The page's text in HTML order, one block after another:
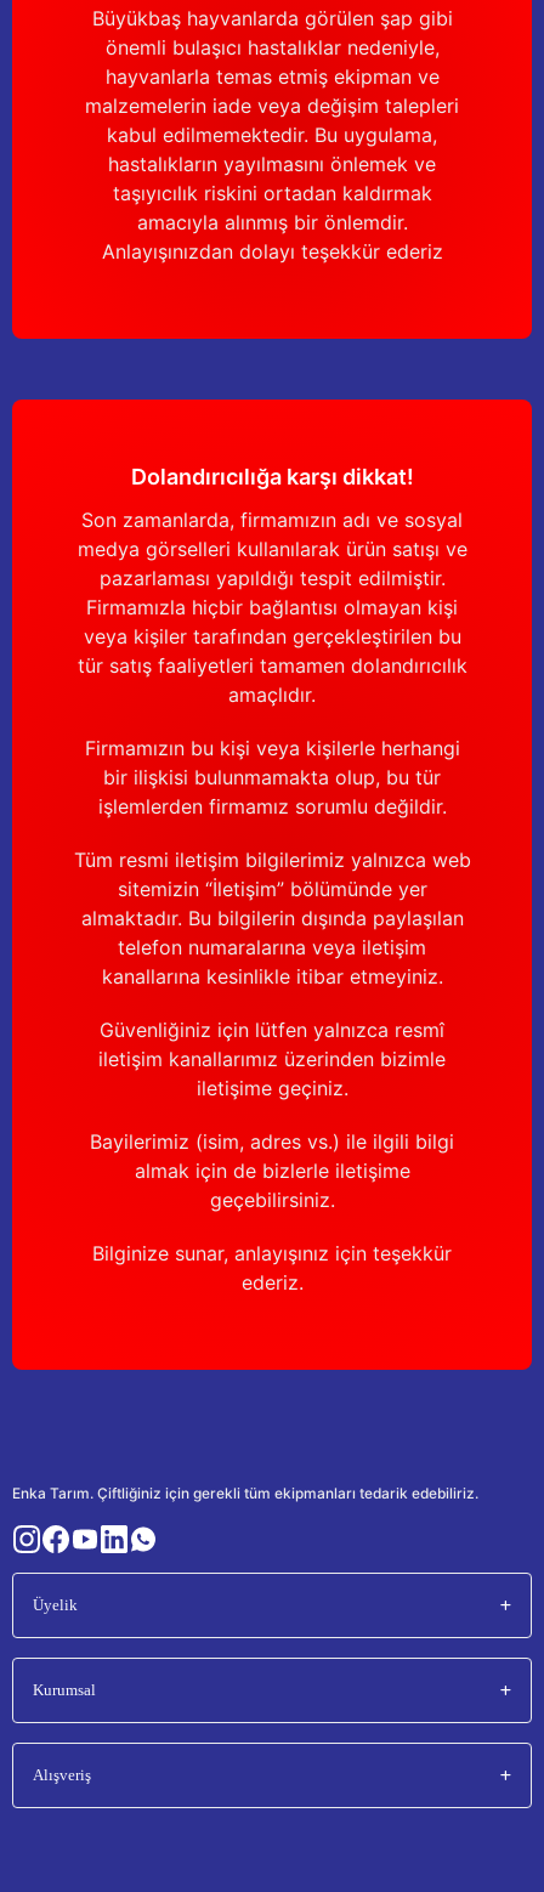
Gönder
Büyükbaş hayvanlarda görülen şap gibi
önemli bulaşıcı hastalıklar nedeniyle,
hayvanlarla temas etmiş ekipman ve
malzemelerin iade veya değişim talepleri
kabul edilmemektedir. Bu uygulama,
hastalıkların yayılmasını önlemek ve
taşıyıcılık riskini ortadan kaldırmak
amacıyla alınmış bir önlemdir.
Anlayışınızdan dolayı teşekkür ederiz
Dolandırıcılığa karşı dikkat!
Son zamanlarda, firmamızın adı ve sosyal
medya görselleri kullanılarak ürün satışı ve
pazarlaması yapıldığı tespit edilmiştir.
Firmamızla hiçbir bağlantısı olmayan kişi
veya kişiler tarafından gerçekleştirilen bu
tür satış faaliyetleri tamamen dolandırıcılık
amaçlıdır.
Firmamızın bu kişi veya kişilerle herhangi
bir ilişkisi bulunmamakta olup, bu tür
işlemlerden firmamız sorumlu değildir.
Tüm resmi iletişim bilgilerimiz yalnızca web
sitemizin “İletişim” bölümünde yer
almaktadır. Bu bilgilerin dışında paylaşılan
telefon numaralarına veya iletişim
kanallarına kesinlikle itibar etmeyiniz.
Güvenliğiniz için lütfen yalnızca resmî
iletişim kanallarımız üzerinden bizimle
iletişime geçiniz.
Bayilerimiz (isim, adres vs.) ile ilgili bilgi
almak için de bizlerle iletişime
geçebilirsiniz.
Bilginize sunar, anlayışınız için teşekkür
ederiz.
Enka Tarım. Çiftliğiniz için gerekli tüm ekipmanları tedarik edebiliriz.
Üyelik
Kurumsal
Alışveriş